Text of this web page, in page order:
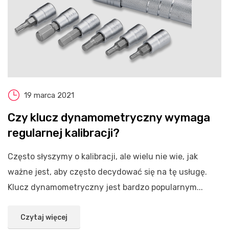
19 marca 2021
Czy klucz dynamometryczny wymaga
regularnej kalibracji?
Często słyszymy o kalibracji, ale wielu nie wie, jak
ważne jest, aby często decydować się na tę usługę.
Klucz dynamometryczny jest bardzo popularnym...
Czytaj więcej